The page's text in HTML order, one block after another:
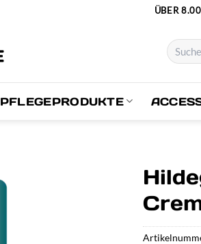
ÜBER
Suchen
nach:
PFLEGEPRODUKTE